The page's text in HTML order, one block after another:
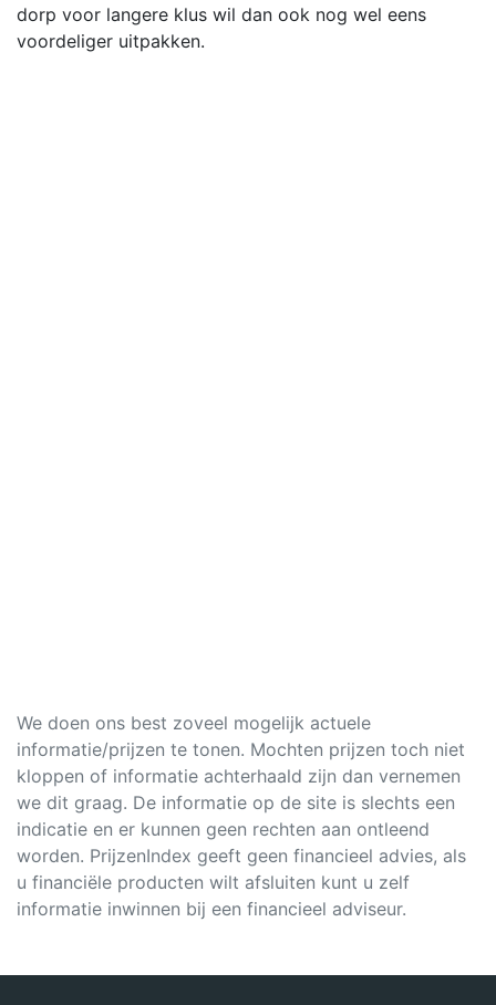
dorp voor langere klus wil dan ook nog wel eens
voordeliger uitpakken.
We doen ons best zoveel mogelijk actuele
informatie/prijzen te tonen. Mochten prijzen toch niet
kloppen of informatie achterhaald zijn dan vernemen
we dit graag. De informatie op de site is slechts een
indicatie en er kunnen geen rechten aan ontleend
worden. PrijzenIndex geeft geen financieel advies, als
u financiële producten wilt afsluiten kunt u zelf
informatie inwinnen bij een financieel adviseur.